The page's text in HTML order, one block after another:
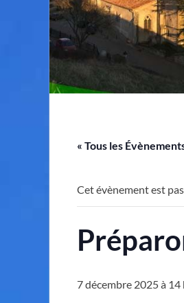
« Tous les
Cet évènement est
7 décembre 2025 à 14